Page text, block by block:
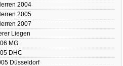
2004
2005
2007
Liegen
MG
DHC
Düsseldorf